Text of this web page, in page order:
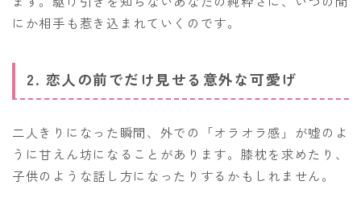
にか相手も惹き込まれていくのです。
2. 恋人の前でだけ見せる意外な可愛げ
二人きりになった瞬間、外での「オラオラ感」が嘘のよ
うに甘えん坊になることがあります。膝枕を求めたり、
子供のような話し方になったりするかもしれません。